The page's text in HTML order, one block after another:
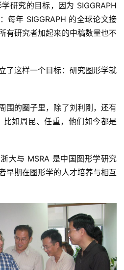
研究的目标，因为 SIGGRAPH
每年 SIGGRAPH 的全球论文接
有研究者加起来的中稿数量也不
了这样一个目标：研究图形学就
围的圈子里，除了刘利刚，还有
如周昆、任重，他们如今都是
大与 MSRA 是中国图形学研究
早期在图形学的人才培养与相互